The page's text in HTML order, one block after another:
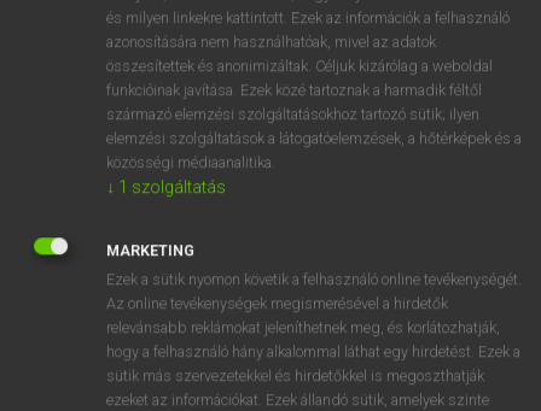
VAN ELŐFIZETÉSED?
Van előfizetésem a teljes szócikk megtekintéséhez.
BELÉPÉS
NINCS ELŐFIZETÉSED?
Nincs regisztrációm és előfizetésem. A szótár 2 órás,
díjmentes próbaverziójának elindításához regisztrálok és
belépek.
és milyen linkekre kattintott. Ezek az információk a felhasználó
azonosítására nem használhatóak, mivel az adatok
összesítettek és anonimizáltak. Céljuk kizárólag a weboldal
funkcióinak javítása. Ezek közé tartoznak a harmadik féltől
származó elemzési szolgáltatásokhoz tartozó sütik; ilyen
elemzési szolgáltatások a látogatóelemzések, a hőtérképek és a
közösségi médiaanalitika.
↓ 1 szolgáltatás
MARKETING
Ezek a sütik nyomon követik a felhasználó online tevékenységét.
Az online tevékenységek megismerésével a hirdetők
relevánsabb reklámokat jeleníthetnek meg, és korlátozhatják,
hogy a felhasználó hány alkalommal láthat egy hirdetést. Ezek a
sütik más szervezetekkel és hirdetőkkel is megoszthatják
ezeket az információkat. Ezek állandó sütik, amelyek szinte